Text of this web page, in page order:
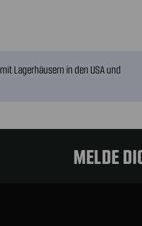
mit Lagerhäusern in den USA und
MELDE